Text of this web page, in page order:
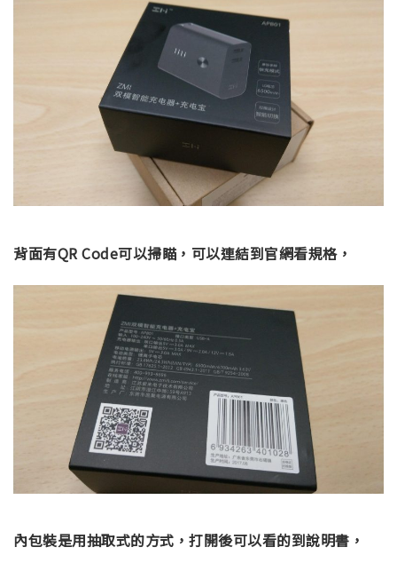
背面有QR Code可以掃瞄，可以連結到官網看規格，
內包裝是用抽取式的方式，打開後可以看的到說明書，